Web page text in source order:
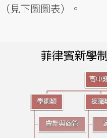
（見下圖圖表）。